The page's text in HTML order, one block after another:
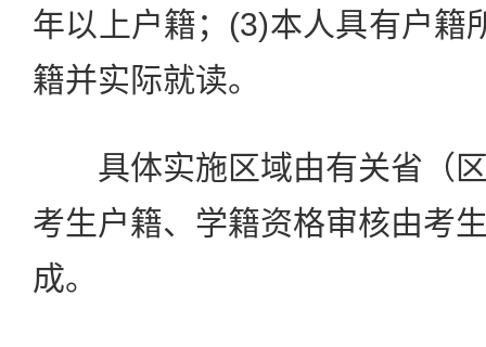
年以上户籍；(3)本人具有户籍
籍并实际就读。
具体实施区域由有关省（区
考生户籍、学籍资格审核由考
成。